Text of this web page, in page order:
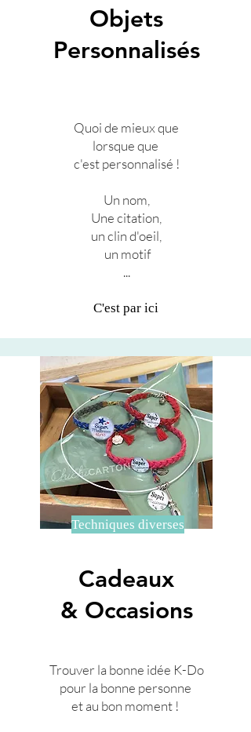
Objets
Personnalisés
Quoi de mieux que
lorsque que
c'est personnalisé !
Un nom,
Une citation,
un clin d'oeil,
un motif
...
C'est par ici
Techniques diverses
Cadeaux
& Occasions
Trouver la bonne idée K-Do
pour la bonne personne
et au bon moment !